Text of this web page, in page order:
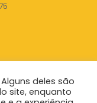
deles são
site, enquanto